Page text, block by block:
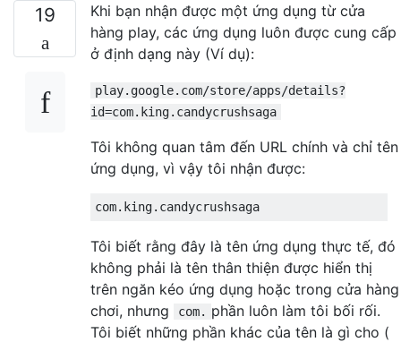
19
Khi bạn nhận được một ứng dụng từ cửa
hàng play, các ứng dụng luôn được cung cấp
ở định dạng này (Ví dụ):
play.google.com/store/apps/details?
id=com.king.candycrushsaga
Tôi không quan tâm đến URL chính và chỉ tên
ứng dụng, vì vậy tôi nhận được:
Tôi biết rằng đây là tên ứng dụng thực tế, đó
không phải là tên thân thiện được hiển thị
trên ngăn kéo ứng dụng hoặc trong cửa hàng
chơi, nhưng
com. phần luôn làm tôi bối rối.
Tôi biết những phần khác của tên là gì cho (